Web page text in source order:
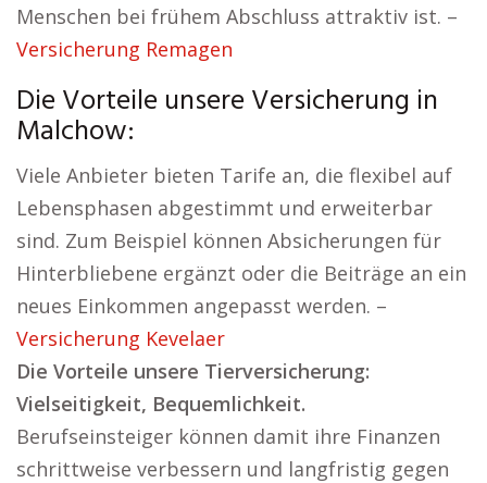
Menschen bei frühem Abschluss attraktiv ist. –
Versicherung Remagen
Die Vorteile unsere Versicherung in
Malchow:
Viele Anbieter bieten Tarife an, die flexibel auf
Lebensphasen abgestimmt und erweiterbar
sind. Zum Beispiel können Absicherungen für
Hinterbliebene ergänzt oder die Beiträge an ein
neues Einkommen angepasst werden. –
Versicherung Kevelaer
Die Vorteile unsere Tierversicherung:
Vielseitigkeit, Bequemlichkeit.
Berufseinsteiger können damit ihre Finanzen
schrittweise verbessern und langfristig gegen